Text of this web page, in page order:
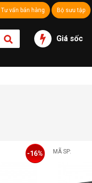
Tư vấn bán hàng Bộ sưu tập
Giá sốc
-16% MÃ SP: